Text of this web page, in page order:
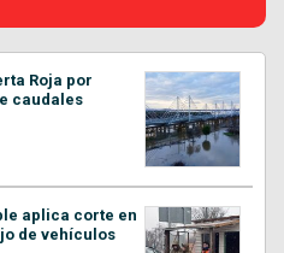
Roja por
caudales
aplica corte en
de vehículos